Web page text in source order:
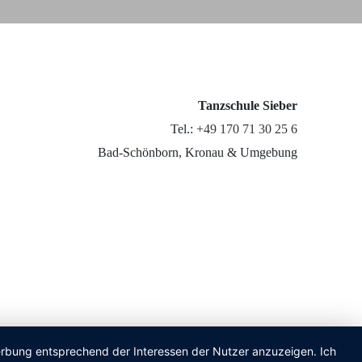
entsprechend der Interessen der Nutzer anzuzeigen. Ich
Tanzschule Sieber
Tel.: +49 170 71 30 25 6
Bad-Schönborn, Kronau & Umgebung